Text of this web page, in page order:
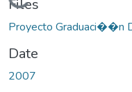
Files
Proyecto Graduaci��n
Date
2007